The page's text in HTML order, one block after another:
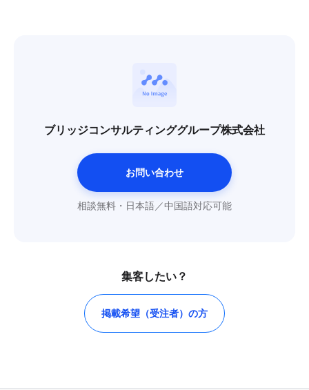
ブリッジコンサルティンググループ株式会社
お問い合わせ
相談無料・日本語／中国語対応可能
集客したい？
掲載希望（受注者）の方